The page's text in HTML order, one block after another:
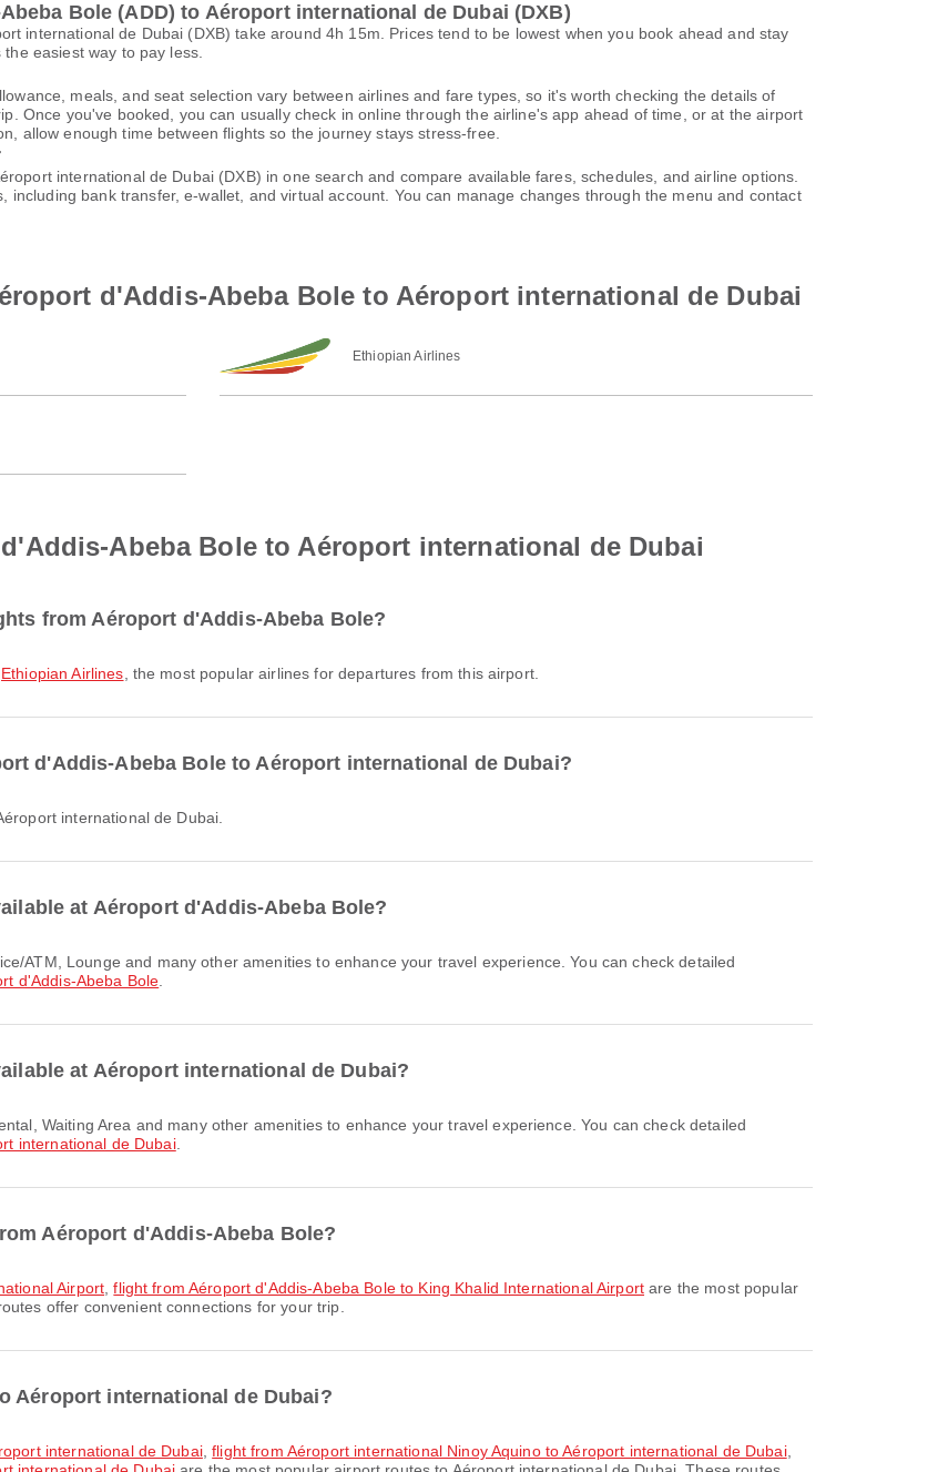
Bole (ADD) to Aéroport international de Dubai (DXB)
international de Dubai (DXB) take around 4h 15m. Prices tend to be lowest when you book ahead and stay
easiest way to pay less.
meals, and seat selection vary between airlines and fare types, so it's worth checking the details of
Once you've booked, you can usually check in online through the airline's app ahead of time, or at the airport
allow enough time between flights so the journey stays stress-free.
international de Dubai (DXB) in one search and compare available fares, schedules, and airline options.
including bank transfer, e-wallet, and virtual account. You can manage changes through the menu and contact
d'Addis-Abeba Bole to Aéroport international de Dubai
Ethiopian Airlines
Abeba Bole to Aéroport international de Dubai
from Aéroport d'Addis-Abeba Bole?
Ethiopian Airlines , the most popular airlines for departures from this airport.
d'Addis-Abeba Bole to Aéroport international de Dubai?
international de Dubai.
at Aéroport d'Addis-Abeba Bole?
d'Addis-Abeba Bole
at Aéroport international de Dubai?
international de Dubai.
Aéroport d'Addis-Abeba Bole?
Airport ,flight from Aéroport d'Addis-Abeba Bole to King Khalid International Airport are the most popular
offer convenient connections for your trip.
Aéroport international de Dubai?
international de Dubai,flight from Aéroport international Ninoy Aquino to Aéroport international de Dubai,